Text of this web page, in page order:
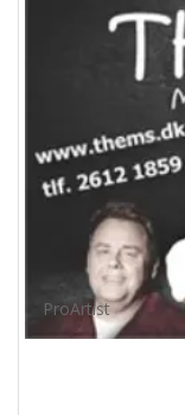
ProArtist